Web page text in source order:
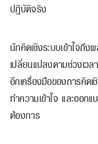
ปฏิบัติจริง
นักคิดเชิงระบบเข้าใจถึ
เปลี่ยนแปลงตามช่วงเว
อีกเครื่องมือของการคิดเ
ทำความเข้าใจ และออก
ต้องการ